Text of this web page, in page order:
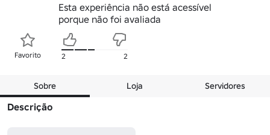
Esta experiência não está acessível
porque não foi avaliada
Favorito 2 2
Sobre Loja Servidores
Descrição